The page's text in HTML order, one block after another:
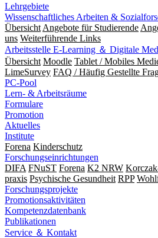
Lehrgebiete
Wissenschaftliches Arbeiten &
Übersicht Angebote für Studierende
uns Weiterführende Links
Arbeitsstelle E-Learning ＆ Digitale
Übersicht Moodle Tablet / Mobiles
LimeSurvey FAQ / Häufig Gestellte
PC-Pool
Lern- & Arbeitsräume
Formulare
Promotion
Aktuelles
Institute
Forena Kinderschutz
Forschungseinrichtungen
DIFA FNuST Forena K2 NRW
praxis Psy­chische Gesund­heit RPP
Forschungsprojekte
Promotionsaktivitäten
Kompetenzdatenbank
Publikationen
Service ＆ Kontakt